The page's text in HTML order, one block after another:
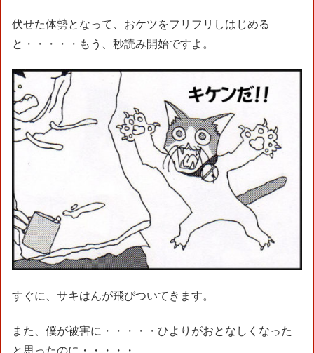
伏せた体勢となって、おケツをフリフリしはじめる
と・・・・・もう、秒読み開始ですよ。
すぐに、サキはんが飛びついてきます。
また、僕が被害に・・・・・ひよりがおとなしくなった